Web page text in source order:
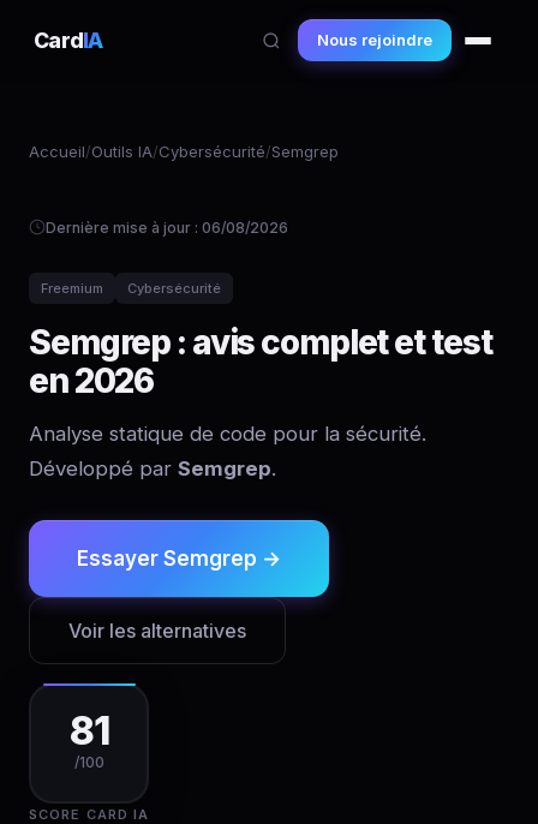
CardIA Nous rejoindre
Accueil/Outils IA/Cybersécurité/Semgrep
Dernière mise à jour : 06/08/2026
Freemium Cybersécurité
Semgrep : avis complet et test
en 2026
Analyse statique de code pour la sécurité.
Développé par Semgrep.
Essayer Semgrep →
Voir les alternatives
81
/100
SCORE CARD IA